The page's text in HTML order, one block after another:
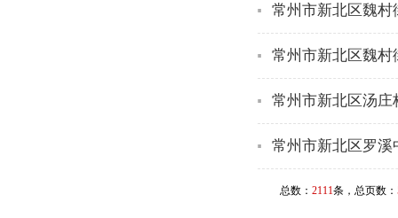
常州市新北区魏村
常州市新北区魏村
常州市新北区汤庄
常州市新北区罗溪
总数： 2111条，总页数：